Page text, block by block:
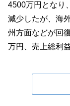
4500万円となり
減少したが、海
州方面などが回
万円、売上総利